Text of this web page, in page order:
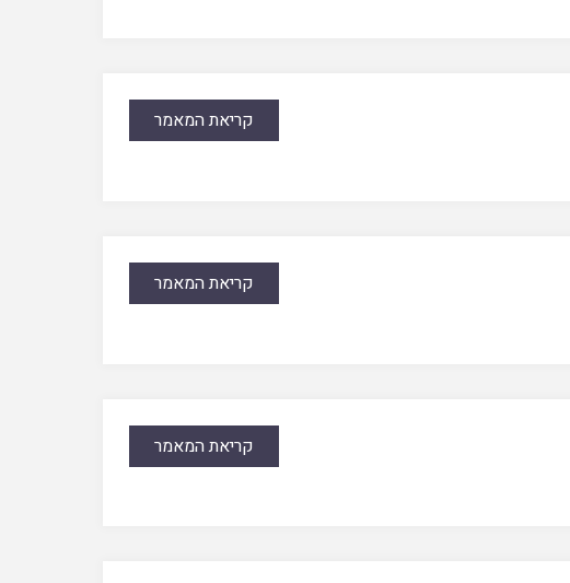
קריאת המאמר
קריאת המאמר
קריאת המאמר